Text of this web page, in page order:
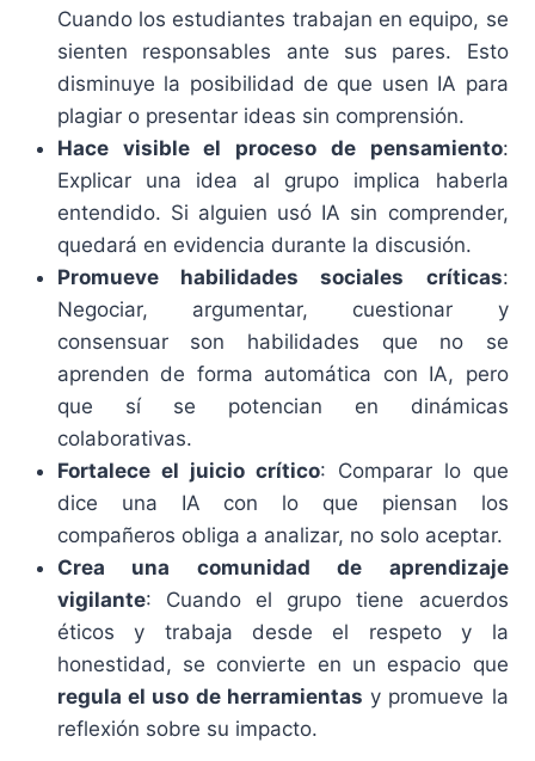
Cuando los estudiantes trabajan en equipo, se
sienten responsables ante sus pares. Esto
disminuye la posibilidad de que usen IA para
plagiar o presentar ideas sin comprensión.
Hace visible el proceso de pensamiento:
Explicar una idea al grupo implica haberla
entendido. Si alguien usó IA sin comprender,
quedará en evidencia durante la discusión.
Promueve habilidades sociales críticas:
Negociar, argumentar, cuestionar y
consensuar son habilidades que no se
aprenden de forma automática con IA, pero
que sí se potencian en dinámicas
colaborativas.
Fortalece el juicio crítico: Comparar lo que
dice una IA con lo que piensan los
compañeros obliga a analizar, no solo aceptar.
Crea una comunidad de aprendizaje
vigilante: Cuando el grupo tiene acuerdos
éticos y trabaja desde el respeto y la
honestidad, se convierte en un espacio que
regula el uso de herramientas y promueve la
reflexión sobre su impacto.